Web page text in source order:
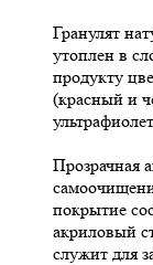
Гранулят
утоплен в
продукту
(красный и
Прозрачная
покрытие
акриловый
служит для